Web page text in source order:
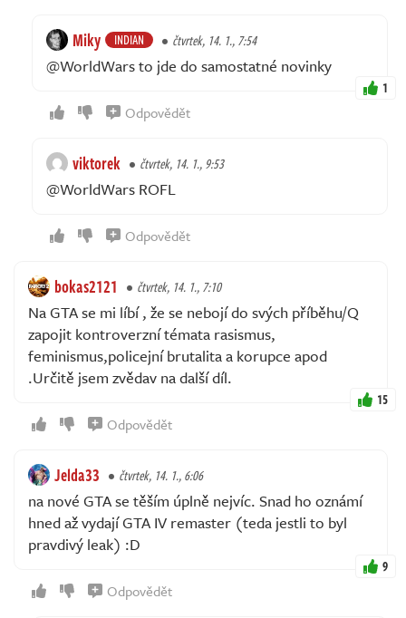
Miky INDIAN čtvrtek, 14. 1., 7:54
@WorldWars to jde do samostatné novinky
1
Odpovědět
viktorek čtvrtek, 14. 1., 9:53
@WorldWars ROFL
Odpovědět
bokas2121 čtvrtek, 14. 1., 7:10
Na GTA se mi líbí , že se nebojí do svých příběhu/Q
zapojit kontroverzní témata rasismus,
feminismus,policejní brutalita a korupce apod
.Určitě jsem zvědav na další díl.
15
Odpovědět
Jelda33 čtvrtek, 14. 1., 6:06
na nové GTA se těším úplně nejvíc. Snad ho oznámí
hned až vydají GTA IV remaster (teda jestli to byl
pravdivý leak) :D
9
Odpovědět